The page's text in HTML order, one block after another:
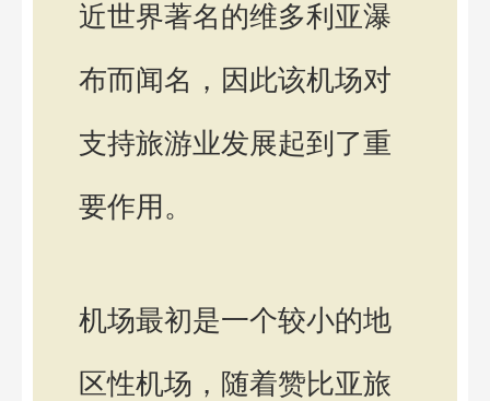
近世界著名的维多利亚瀑
布而闻名，因此该机场对
支持旅游业发展起到了重
要作用。
机场最初是一个较小的地
区性机场，随着赞比亚旅